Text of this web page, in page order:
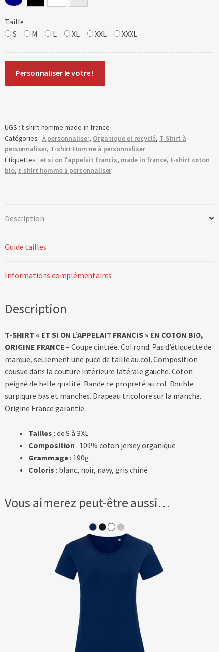
Taille
S
M L XL XXL XXXL
Personnaliser le votre !
UGS : t-shirt-homme-made-in-france
Catégories : À personnaliser, Organique et recyclé, T-Shirt à
personnaliser, T-shirt Homme à personnaliser
Étiquettes : et si on l'appelait francis, made in france, t-shirt coton
bio, t-shirt homme à personnaliser
Description
Guide tailles
Informations complémentaires
Description
T-SHIRT « ET SI ON L’APPELAIT FRANCIS » EN COTON BIO,
ORIGINE FRANCE – Coupe cintrée. Col rond. Pas d’étiquette de
marque, seulement une puce de taille au col. Composition
cousue dans la couture intérieure latérale gauche. Coton
peigné de belle qualité. Bande de propreté au col. Double
surpiqure bas et manches. Drapeau tricolore sur la manche.
Origine France garantie.
Tailles : de S à 3XL
Composition : 100% coton jersey organique
Grammage : 190g
Coloris : blanc, noir, navy, gris chiné
Vous aimerez peut-être aussi…